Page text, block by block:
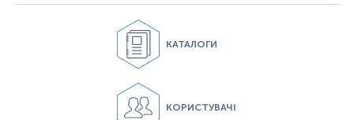
КАТАЛОГИ
КОРИСТУВАЧІ